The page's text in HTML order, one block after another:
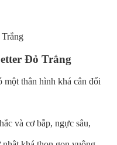
Đỏ Trắng
một thân hình khá cân đối
và cơ bắp, ngực sâu,